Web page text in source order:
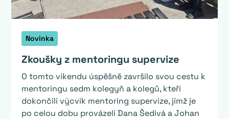
Novinka
Zkoušky z mentoringu supervize
O tomto víkendu úspěšně završilo svou cestu k
mentoringu sedm kolegyň a kolegů, kteří
dokončili výcvik mentoring supervize, jímž je
po celou dobu provázeli Dana Šedivá a Johan